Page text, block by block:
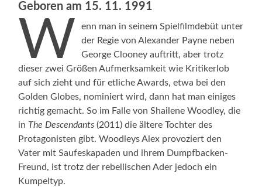
Geboren am 15. 11. 1991
W
enn man in seinem Spielfilmdebüt unter
der Regie von Alexander Payne neben
George Clooney auftritt, aber trotz
dieser zwei Größen Aufmerksamkeit wie Kritikerlob
auf sich zieht und für etliche Awards, etwa bei den
Golden Globes, nominiert wird, dann hat man einiges
richtig gemacht. So im Falle von Shailene Woodley, die
in The Descendants (2011) die ältere Tochter des
Protagonisten gibt. Woodleys Alex provoziert den
Vater mit Saufeskapaden und ihrem Dumpfbacken-
Freund, ist trotz der rebellischen Ader jedoch ein
Kumpeltyp.